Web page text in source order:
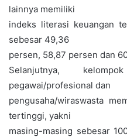
lainnya memiliki
indeks literasi keuangan
sebesar 49,36
persen, 58,87 persen dan
Selanjutnya, kelompok
pegawai/profesional dan
pengusaha/wiraswasta
tertinggi, yakni
masing-masing sebesar